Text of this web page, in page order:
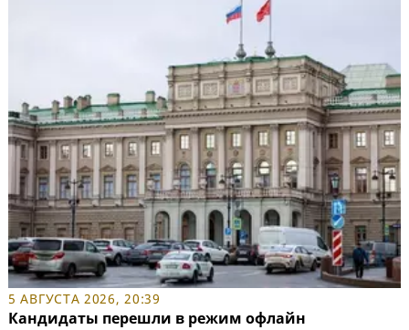
5 АВГУСТА 2026, 20:39
Кандидаты перешли в режим офлайн